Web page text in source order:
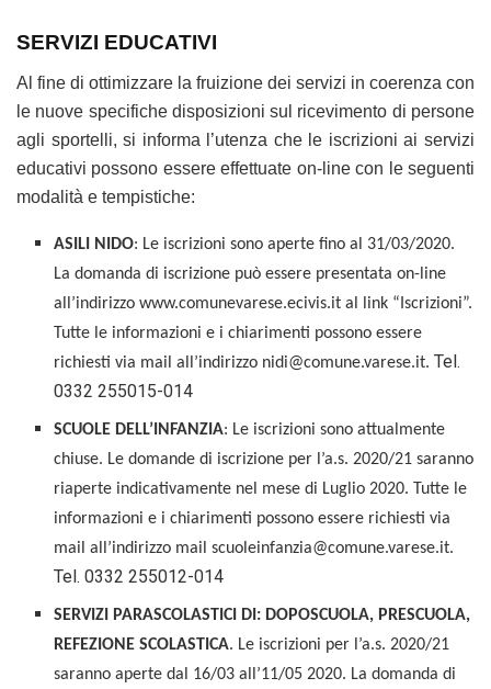
SERVIZI EDUCATIVI
Al fine di ottimizzare la fruizione dei servizi in coerenza con
le nuove specifiche disposizioni sul ricevimento di persone
agli sportelli, si informa l’utenza che le iscrizioni ai servizi
educativi possono essere effettuate on-line con le seguenti
modalità e tempistiche:
ASILI NIDO: Le iscrizioni sono aperte fino al 31/03/2020.
La domanda di iscrizione può essere presentata on-line
all’indirizzo www.comunevarese.ecivis.it al link “Iscrizioni”.
Tutte le informazioni e i chiarimenti possono essere
richiesti via mail all’indirizzo nidi@comune.varese.it.Tel.
0332 255015-014
SCUOLE DELL’INFANZIA: Le iscrizioni sono attualmente
chiuse. Le domande di iscrizione per l’a.s. 2020/21 saranno
riaperte indicativamente nel mese di Luglio 2020. Tutte le
informazioni e i chiarimenti possono essere richiesti via
mail all’indirizzo mail scuoleinfanzia@comune.varese.it.
Tel. 0332 255012-014
SERVIZI PARASCOLASTICI DI: DOPOSCUOLA, PRESCUOLA,
REFEZIONE SCOLASTICA. Le iscrizioni per l’a.s. 2020/21
saranno aperte dal 16/03 all’11/05 2020. La domanda di